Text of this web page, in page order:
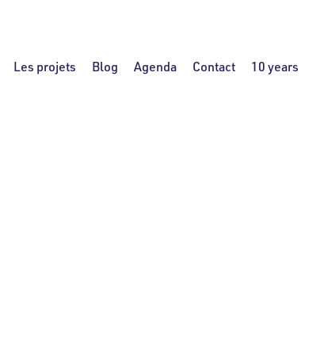
Les projets Blog Agenda Contact 10 years